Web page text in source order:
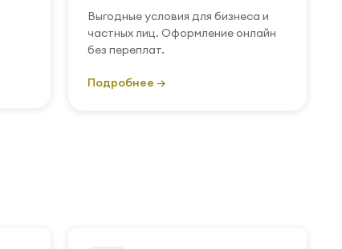
Выгодные условия для бизнеса и
частных лиц. Оформление онлайн
без переплат.
Подробнее →